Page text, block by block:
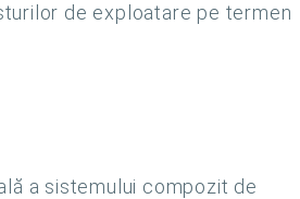
de exploatare pe termen
a sistemului compozit de